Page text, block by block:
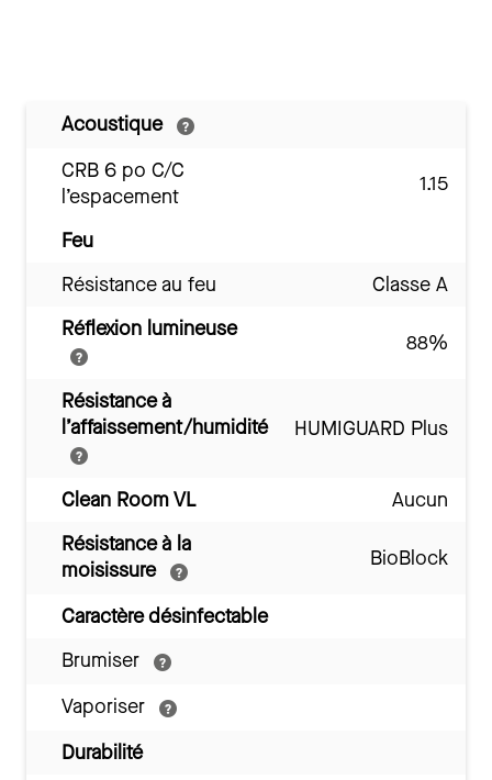
Acoustique
CRB 6 po C/C
l’espacement
1.15
Feu
Résistance au feu
Classe A
Réflexion lumineuse
88%
Résistance à
l’affaissement/humidité
HUMIGUARD Plus
Clean Room VL
Aucun
Résistance à la
moisissure
BioBlock
Caractère désinfectable
Brumiser
Vaporiser
Durabilité